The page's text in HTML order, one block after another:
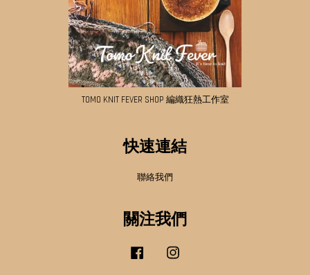
TOMO KNIT FEVER SHOP 編織狂熱工作室
快速連結
聯絡我們
關注我們
Facebook